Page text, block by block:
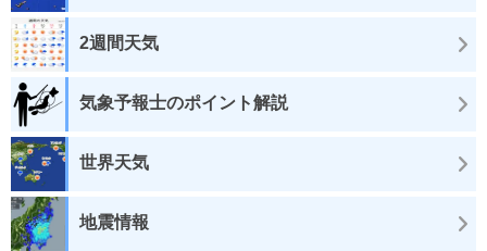
2週間天気
気象予報士のポイント解説
世界天気
地震情報